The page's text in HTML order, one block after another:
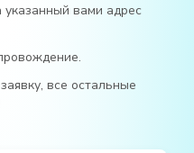
вами адрес
все остальные